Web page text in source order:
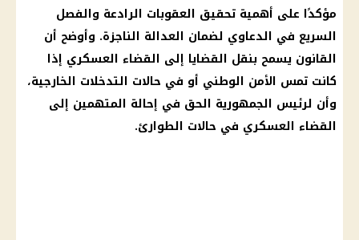
مؤكدًا على أهمية تحقيق العقوبات الرادعة والفصل
السريع في الدعاوي لضمان العدالة الناجزة. وأوضح أن
القانون يسمح بنقل القضايا إلى القضاء العسكري إذا
كانت تمس الأمن الوطني أو في حالات التدخلات الخارجية،
وأن لرئيس الجمهورية الحق في إحالة المتهمين إلى
القضاء العسكري في حالات الطوارئ.